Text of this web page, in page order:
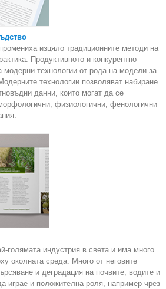
изцяло традиционните методи на
Продуктивното и конкурентно
модерни технологии от рода на модели за
технологии позволяват набиране
данни, които могат да се
физиологични, фенологични
голямата индустрия в света и има много
околната среда. Много от неговите
и деградация на почвите, водите и
играе и положителна роля, например чрез